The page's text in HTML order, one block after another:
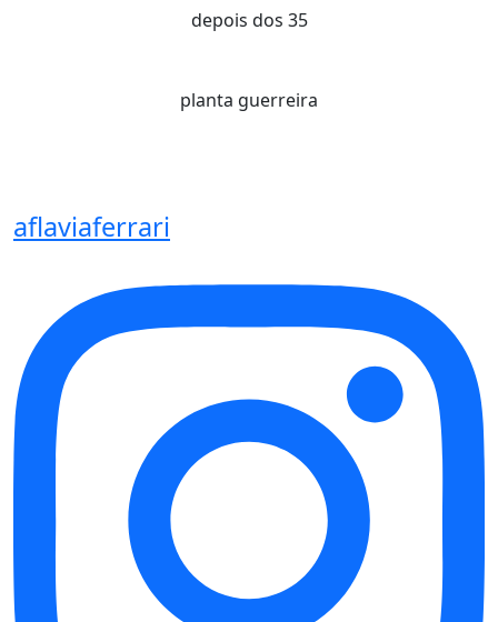
depois dos 35
planta guerreira
aflaviaferrari